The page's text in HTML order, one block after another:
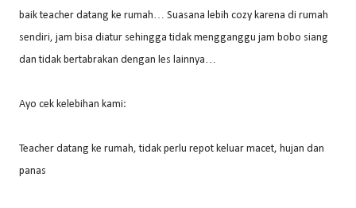
baik teacher datang ke rumah… Suasana lebih cozy karena di rumah
sendiri, jam bisa diatur sehingga tidak mengganggu jam bobo siang
dan tidak bertabrakan dengan les lainnya…
Ayo cek kelebihan kami:
Teacher datang ke rumah, tidak perlu repot keluar macet, hujan dan
panas